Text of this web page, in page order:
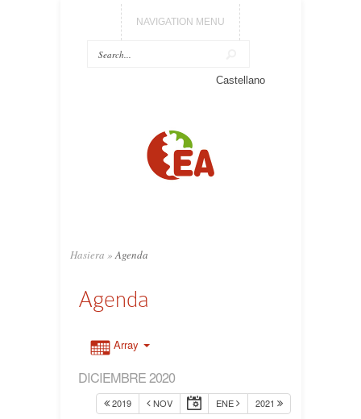
NAVIGATION MENU
Castellano
Hasiera » Agenda
Agenda
Array
DICIEMBRE 2020
2019 NOV ENE 2021